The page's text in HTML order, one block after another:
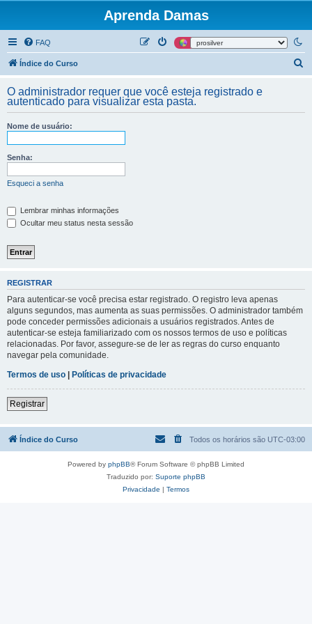
Aprenda Damas
FAQ
Índice do Curso
q
O administrador requer que você esteja registrado e
autenticado para visualizar esta pasta.
Nome de usuário:
Senha:
Esqueci a senha
Lembrar minhas informações
Ocultar meu status nesta sessão
REGISTRAR
Para autenticar-se você precisa estar registrado. O registro leva apenas
alguns segundos, mas aumenta as suas permissões. O administrador também
pode conceder permissões adicionais a usuários registrados. Antes de
autenticar-se esteja familiarizado com os nossos termos de uso e políticas
relacionadas. Por favor, assegure-se de ler as regras do curso enquanto
navegar pela comunidade.
Termos de uso | Políticas de privacidade
Registrar
Índice do Curso Todos os horários são UTC-03:00
Powered by phpBB® Forum Software © phpBB Limited
Traduzido por: Suporte phpBB
Privacidade | Termos